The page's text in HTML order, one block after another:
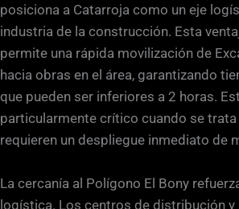
posiciona a Catarroja como un eje
industria de la construcción. Esta
permite una rápida movilización de
hacia obras en el área, garantizando
que pueden ser inferiores a 2 horas.
particularmente crítico cuando se
requieren un despliegue inmediato de
La cercanía al Polígono El Bony
logística. Los centros de distribución y